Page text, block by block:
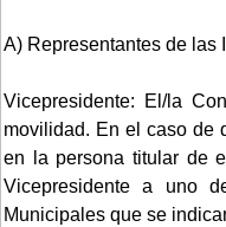
A) Representantes de las
Vicepresidente: El/la
movilidad. En el caso de
en la persona titular de
Vicepresidente a uno
Municipales que se